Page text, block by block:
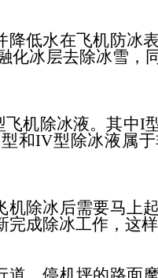
水在飞机防冰
冰层去除冰雪，
除冰液。其中I
和IV型除冰液属
冰后需要马上起
成除冰工作，这